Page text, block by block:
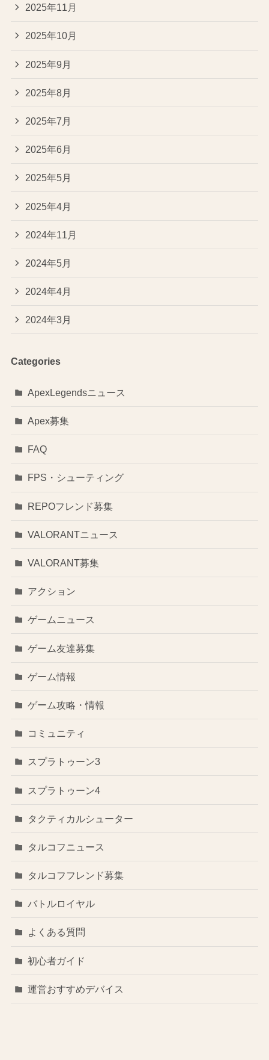
2025年11月
2025年10月
2025年9月
2025年8月
2025年7月
2025年6月
2025年5月
2025年4月
2024年11月
2024年5月
2024年4月
2024年3月
Categories
ApexLegendsニュース
Apex募集
FAQ
FPS・シューティング
REPOフレンド募集
VALORANTニュース
VALORANT募集
アクション
ゲームニュース
ゲーム友達募集
ゲーム情報
ゲーム攻略・情報
コミュニティ
スプラトゥーン3
スプラトゥーン4
タクティカルシューター
タルコフニュース
タルコフフレンド募集
バトルロイヤル
よくある質問
初心者ガイド
運営おすすめデバイス